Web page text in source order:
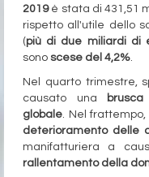
2019è stata di 431,51
rispetto all'utile dello
(più di due miliardi di
sono scese del 4,2%.
Nel quarto trimestre,
causato una
globale. Nel
deterioramento delle
manifatturiera a
rallentamento della